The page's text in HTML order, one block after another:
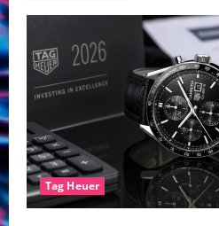
e
R
e
a
d
i
Tag Heuer